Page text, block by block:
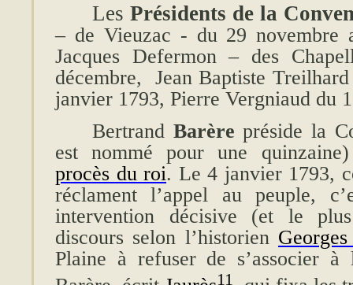
LesPrésidents de la
– de Vieuzac - du 29 novembre
Jacques Defermon – des
décembre, Jean Baptiste
janvier 1793, Pierre Vergniaud du
Bertrand Barère préside la
est nommé pour une
procès du roi. Le 4 janvier 1793,
réclament l’appel au peuple,
intervention décisive (et le
discours selon l’historien
Plaine à refuser de s’associer
11